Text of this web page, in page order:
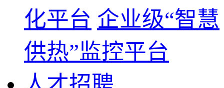
化平台 企业级“智慧
供热”监控平台